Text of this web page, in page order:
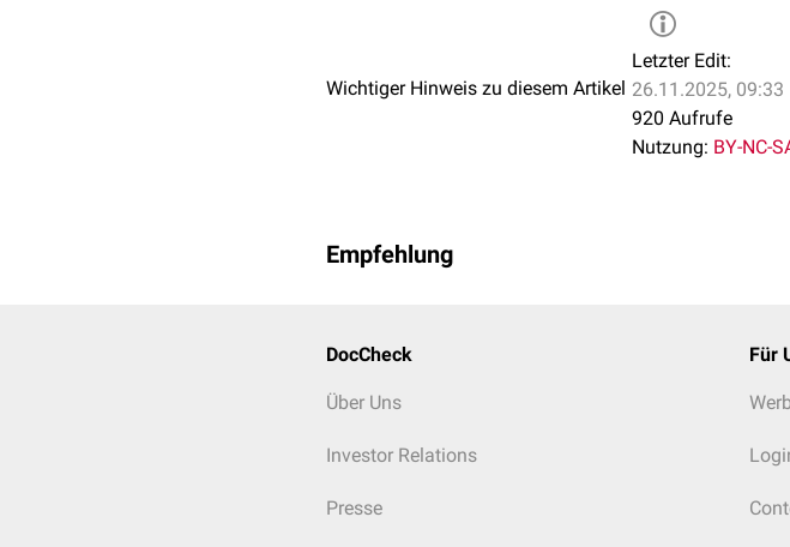
Wichtiger Hinweis zu diesem Artikel
Letzter Edit:
26.11.2025, 09:33
920 Aufrufe
Nutzung: BY-NC-
Empfehlung
DocCheck
Über Uns
Investor Relations
Presse
Für